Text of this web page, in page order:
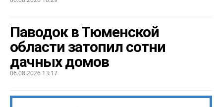
Паводок в Тюменской
области затопил сотни
дачных домов
06.08.2026 13:17